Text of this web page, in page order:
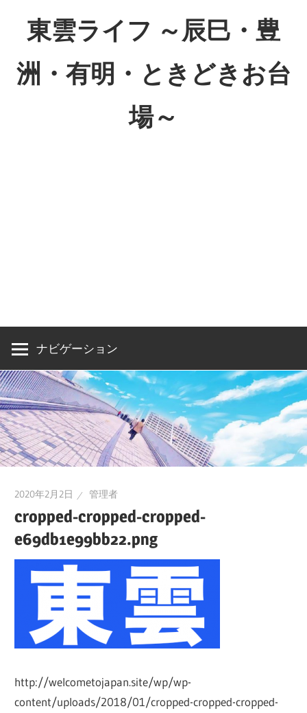
東雲ライフ ～辰巳・豊
洲・有明・ときどきお台
場～
洲・
有
と
き
ど
き
お
～
ナビゲーション
2020年2月2日 管理者
cropped-cropped-cropped-
e69db1e99bb22.png
http://welcometojapan.site/wp/wp-
content/uploads/2018/01/cropped-cropped-cropped-